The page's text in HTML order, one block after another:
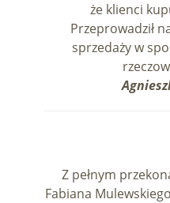
że klienci
Przeprowadził
sprzedaży w
Z pełnym
Fabiana